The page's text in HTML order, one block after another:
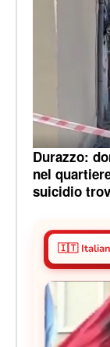
Durazzo:
nel
suicidio
🇮🇹